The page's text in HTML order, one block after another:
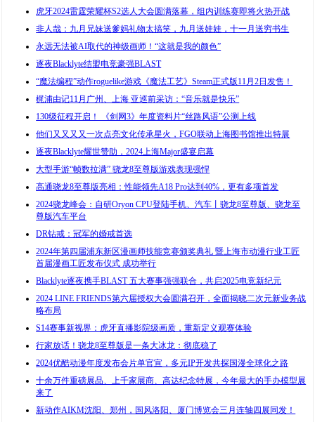
虎牙2024雷霆荣耀杯S2选人大会圆满落幕，组内训练赛即将火热开战
非人哉：九月兄妹送爹妈礼物太搞笑，九月送娃娃，十一月送穷书生
永远无法被AI取代的神级画师！“这就是我的颜色”
逐夜Blacklyte结盟电竞豪强BLAST
“魔法编程”动作roguelike游戏《魔法工艺》Steam正式版11月2日发售！
梶浦由记11月广州、上海 亚巡前采访：“音乐就是快乐”
130级征程开启！ 《剑网3》年度资料片“丝路风语”公测上线
他们又又又又一次点亮文化传承星火，FGO联动上海图书馆推出特展
逐夜Blacklyte耀世赞助，2024上海Major盛宴启幕
大型手游“帧数拉满” 骁龙8至尊版游戏表现强悍
高通骁龙8至尊版亮相：性能领先A18 Pro达到40%，更有多项首发
2024骁龙峰会：自研Oryon CPU登陆手机、汽车丨骁龙8至尊版、骁龙至
尊版汽车平台
DR钻戒：冠军的婚戒首选
2024年第四届浦东新区漫画师技能竞赛颁奖典礼 暨上海市动漫行业工匠
首届漫画工匠发布仪式 成功举行
Blacklyte逐夜携手BLAST 五大赛事强强联合，共启2025电竞新纪元
2024 LINE FRIENDS第六届授权大会圆满召开，全面揭晓二次元新业务战
略布局
S14赛事新视界：虎牙直播影院级画质，重新定义观赛体验
行家放话！骁龙8至尊版是一条大冰龙：彻底稳了
2024优酷动漫年度发布会片单官宣，多元IP开发共探国漫全球化之路
十余万件重磅展品、上千家展商、高达纪念特展，今年最大的手办模型展
来了
新动作AIKM沈阳、郑州，国风洛阳、厦门博览会三月连轴四展同发！